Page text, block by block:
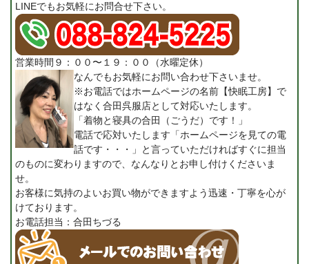
LINEでもお気軽にお問合せ下さい。
営業時間９：００〜１９：００（水曜定休）
なんでもお気軽にお問い合わせ下さいませ。
※お電話ではホームページの名前【快眠工房】で
はなく合田呉服店として対応いたします。
「着物と寝具の合田（ごうだ）です！」
電話で応対いたします「ホームページを見ての電
話です・・・」と言っていただければすぐに担当
のものに変わりますので、なんなりとお申し付けくださいま
せ。
お客様に気持のよいお買い物ができますよう迅速・丁寧を心が
けております。
お電話担当：合田ちづる